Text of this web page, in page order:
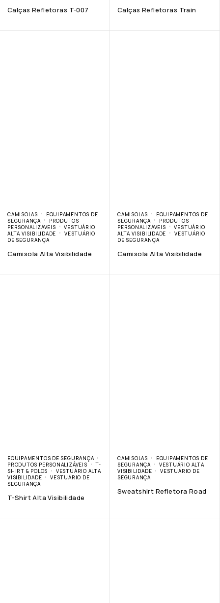
Calças Refletoras T-007 Calças Refletoras Train
CAMISOLAS
EQUIPAMENTOS DE
SEGURANÇA
PRODUTOS
PERSONALIZÁVEIS
VESTUÁRIO
ALTA VISIBILIDADE
VESTUÁRIO
DE SEGURANÇA
Camisola Alta Visibilidade
CAMISOLAS
EQUIPAMENTOS DE
SEGURANÇA
PRODUTOS
PERSONALIZÁVEIS
VESTUÁRIO
ALTA VISIBILIDADE
VESTUÁRIO
DE SEGURANÇA
Camisola Alta Visibilidade
EQUIPAMENTOS DE SEGURANÇA
PRODUTOS PERSONALIZÁVEIS
T-
SHIRT & POLOS
VESTUÁRIO ALTA
VISIBILIDADE
VESTUÁRIO DE
SEGURANÇA
T-Shirt Alta Visibilidade
CAMISOLAS
EQUIPAMENTOS DE
SEGURANÇA
VESTUÁRIO ALTA
VISIBILIDADE
VESTUÁRIO DE
SEGURANÇA
Sweatshirt Refletora Road